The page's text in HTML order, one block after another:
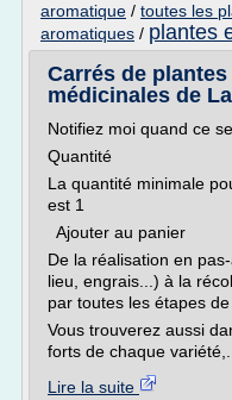
aromatique / toutes les
aromatiques / plantes
Carrés de
médicinales de
Notifiez moi quand ce
Quantité
La quantité minimale
est 1
Ajouter au panier
De la réalisation en
lieu, engrais...) à la
par toutes les étapes
Vous trouverez aussi
forts de chaque variété,...
Lire la suite